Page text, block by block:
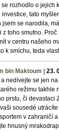
rozhodlo o jejich
tato
se narodila,
toho smutno.
v centru našeho
k smíchu, teda
bin Maktoum 23.
nedívejte se jen
režimu takhle
prstu, či devastaci
sousedé
v zahraničí
hnusný